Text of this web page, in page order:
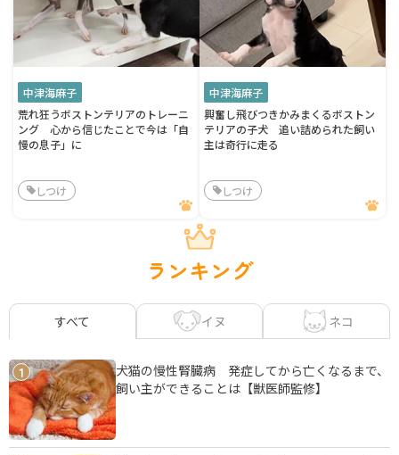
中津海麻子
荒れ狂うボストンテリアのトレーニ
ング 心から信じたことで今は「自
慢の息子」に
しつけ
中津海麻子
興奮し飛びつきかみまくるボストン
テリアの子犬 追い詰められた飼い
主は奇行に走る
しつけ
ランキング
すべて イヌ ネコ
1
犬猫の慢性腎臓病 発症してから亡くなるまで、
飼い主ができることは【獣医師監修】